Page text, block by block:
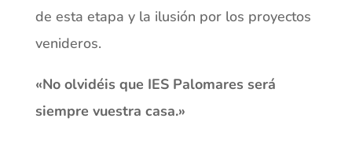
de esta etapa y la ilusión por los proyectos
venideros.
«No olvidéis que IES Palomares será
siempre vuestra casa.»